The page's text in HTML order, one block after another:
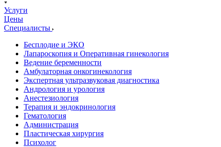
Услуги
Цены
Специалисты
Бесплодие и ЭКО
Лапароскопия и Оперативная гинекология
Ведение беременности
Амбулаторная онкогинекология
Экспертная ультразвуковая диагностика
Андрология и урология
Анестезиология
Терапия и эндокринология
Гематология
Администрация
Пластическая хирургия
Психолог